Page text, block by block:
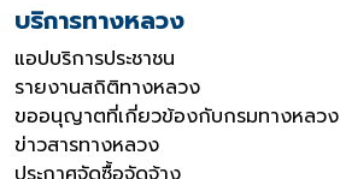
บริการทางหลวง
แอปบริการประชาชน
รายงานสถิติทางหลวง
ขออนุญาตที่เกี่ยวข้องกับกรมทางหลวง
ข่าวสารทางหลวง